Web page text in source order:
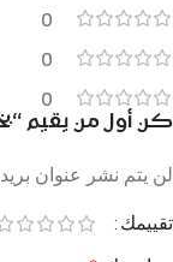
0
0
0
كن أول من يقيم
لن يتم نشر عنوان
تقييمك